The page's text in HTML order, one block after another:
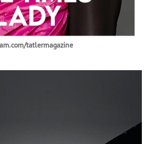
tatlermagazine